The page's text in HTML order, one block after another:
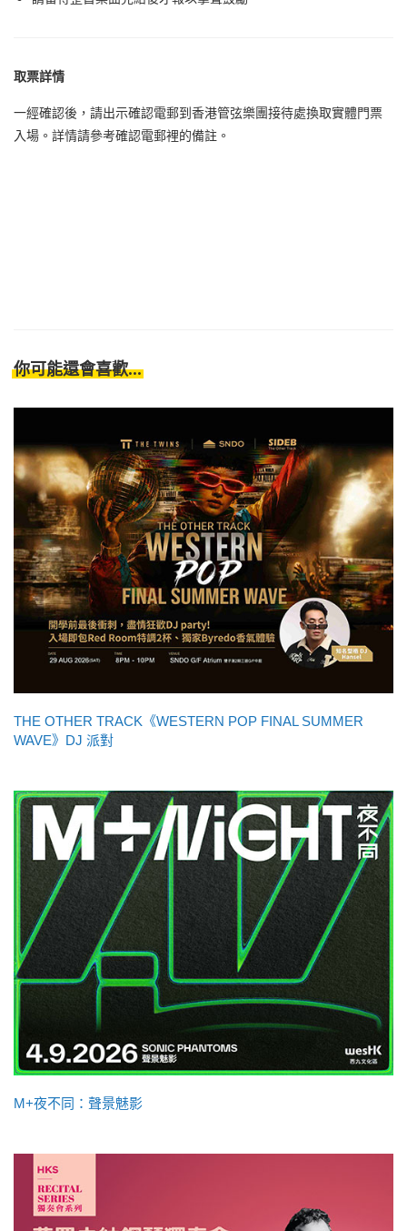
取票詳情
一經確認後，請出示確認電郵到香港管弦樂團接待處換取實體門票
入場。詳情請參考確認電郵裡的備註。
你可能還會喜歡...
THE OTHER TRACK《WESTERN POP FINAL SUMMER
WAVE》DJ 派對
M+夜不同：聲景魅影